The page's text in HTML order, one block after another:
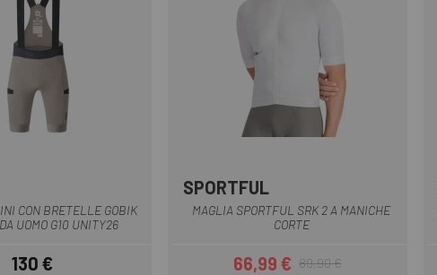
CON BRETELLE GOBIK
UOMO G10 UNITY26
130 €
AzzurroBianco
SPORTFUL
MAGLIA SPORTFUL SRK 2 A MANICHE
CORTE
66,99 € 89,90 €